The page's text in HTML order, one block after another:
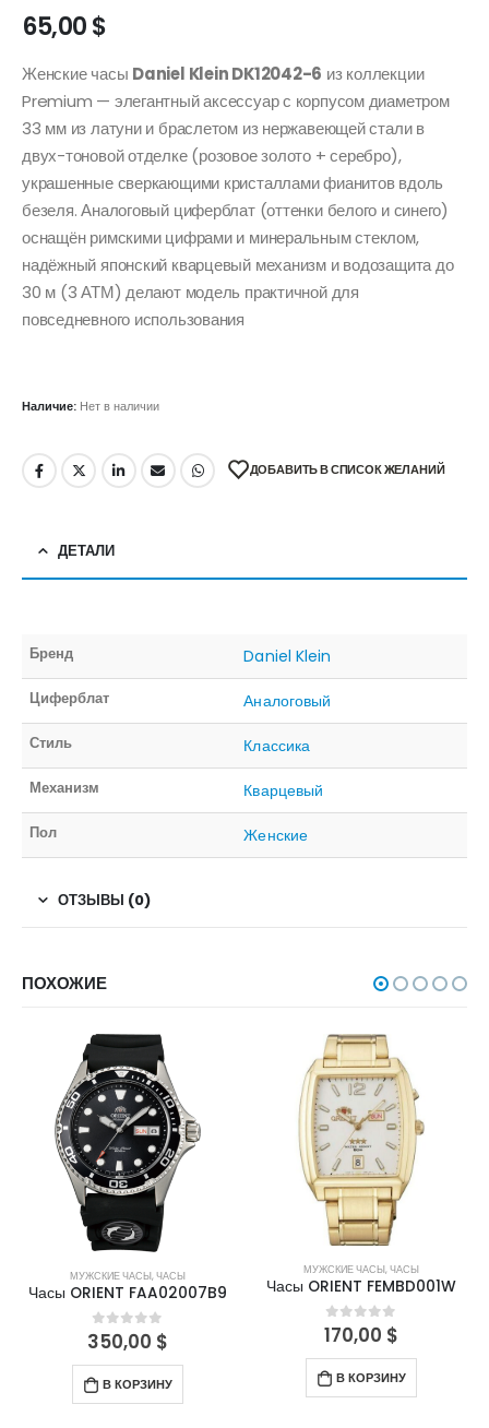
65,00$
Женские часы Daniel Klein DK12042-6 из коллекции
Premium — элегантный аксессуар с корпусом диаметром
33 мм из латуни и браслетом из нержавеющей стали в
двух-тоновой отделке (розовое золото + серебро),
украшенные сверкающими кристаллами фианитов вдоль
безеля. Аналоговый циферблат (оттенки белого и синего)
оснащён римскими цифрами и минеральным стеклом,
надёжный японский кварцевый механизм и водозащита до
30 м (3 АТМ) делают модель практичной для
повседневного использования
Наличие: Нет в наличии
ДОБАВИТЬ В СПИСОК ЖЕЛАНИЙ
ДЕТАЛИ
Бренд Daniel Klein
Циферблат Аналоговый
Стиль Классика
Механизм Кварцевый
Пол Женские
ОТЗЫВЫ (0)
ПОХОЖИЕ
МУЖСКИЕ ЧАСЫ,ЧАСЫ
Часы ORIENT FAA02007B9
0out of 5
350,00 $
В КОРЗИНУ
МУЖСКИЕ ЧАСЫ,ЧАСЫ
Часы ORIENT FEMBD001W
0out of 5
170,00 $
В КОРЗИНУ